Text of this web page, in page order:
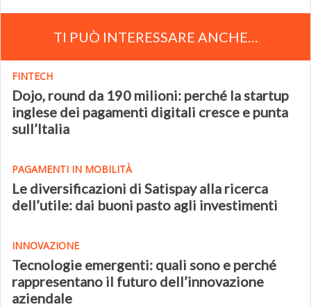
TI PUÒ INTERESSARE ANCHE…
FINTECH
Dojo, round da 190 milioni: perché la startup
inglese dei pagamenti digitali cresce e punta
sull’Italia
PAGAMENTI IN MOBILITÀ
Le diversificazioni di Satispay alla ricerca
dell’utile: dai buoni pasto agli investimenti
INNOVAZIONE
Tecnologie emergenti: quali sono e perché
rappresentano il futuro dell’innovazione
aziendale